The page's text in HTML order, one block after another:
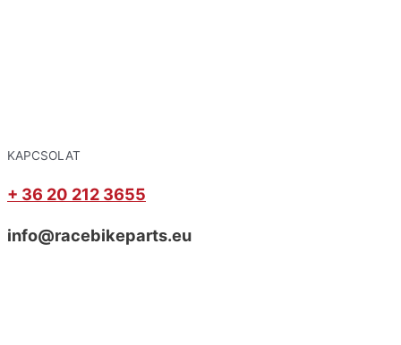
KAPCSOLAT
+ 36 20 212 3655
info@racebikeparts.eu